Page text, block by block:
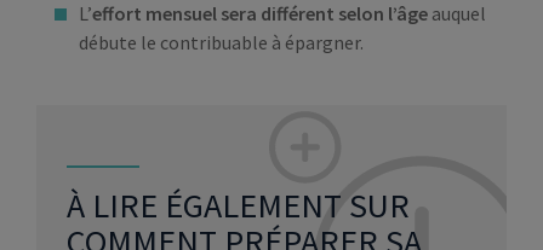
L’effort mensuel sera différent selon l’âge auquel
débute le contribuable à épargner.
À LIRE ÉGALEMENT SUR